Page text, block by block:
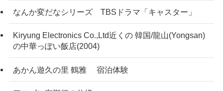
なんか変だなシリーズ TBSドラマ「キャスター」
Kiryung Electronics Co.,Ltd近くの 韓国/龍山(Yongsan)
の中華っぽい飯店(2004)
あかん遊久の里 鶴雅 宿泊体験